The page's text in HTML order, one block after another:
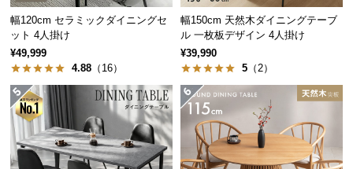
小
型
商
品
の
配
送
に
つ
幅120cm セラミックダイニングセ
ット 4人掛け
¥49,999
4.88 （16）
幅150cm 天然木ダイニングテーブ
ル 一枚板デザイン 4人掛け
¥39,990
5 （2）